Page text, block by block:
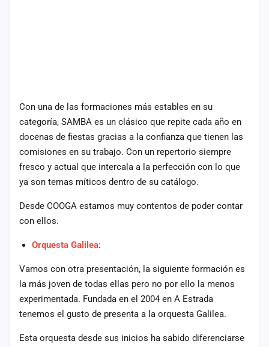
Con una de las formaciones más estables en su
categoría, SAMBA es un clásico que repite cada año en
docenas de fiestas gracias a la confianza que tienen las
comisiones en su trabajo. Con un repertorio siempre
fresco y actual que intercala a la perfección con lo que
ya son temas míticos dentro de su catálogo.
Desde COOGA estamos muy contentos de poder contar
con ellos.
Orquesta Galilea:
Vamos con otra presentación, la siguiente formación es
la más joven de todas ellas pero no por ello la menos
experimentada. Fundada en el 2004 en A Estrada
tenemos el gusto de presenta a la orquesta Galilea.
Esta orquesta desde sus inicios ha sabido diferenciarse
Contacto